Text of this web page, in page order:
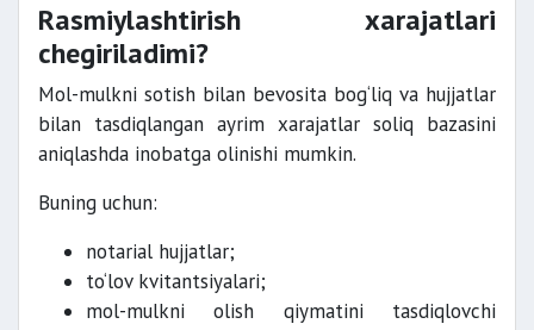
Rasmiylashtirish xarajatlari
chegiriladimi?
Mol-mulkni sotish bilan bevosita bog‘liq va hujjatlar
bilan tasdiqlangan ayrim xarajatlar soliq bazasini
aniqlashda inobatga olinishi mumkin.
Buning uchun:
notarial hujjatlar;
to‘lov kvitantsiyalari;
mol-mulkni olish qiymatini tasdiqlovchi